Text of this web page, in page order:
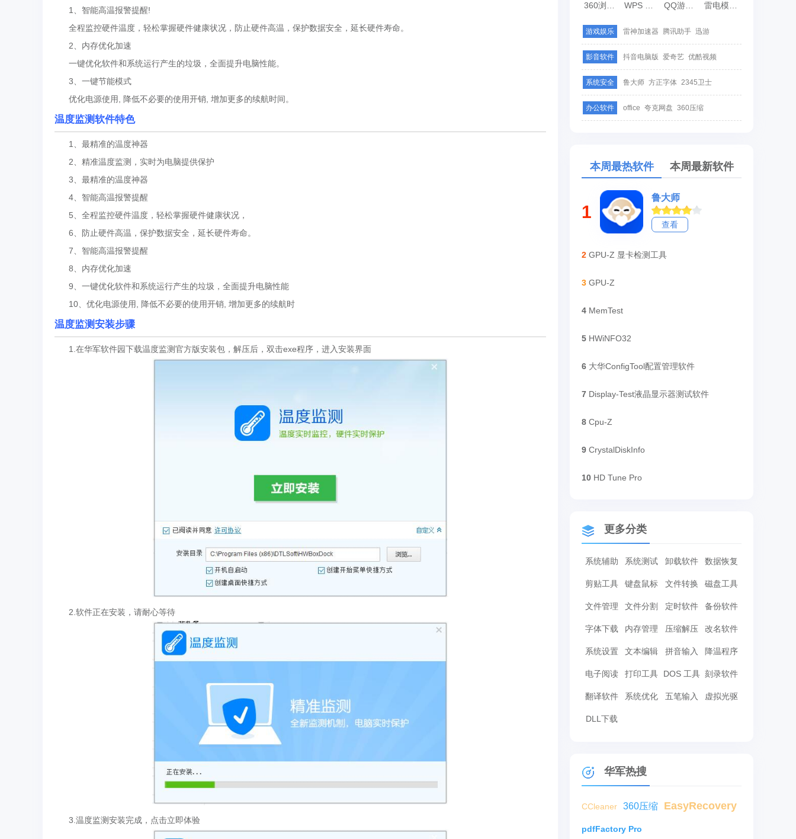
1、智能高温报警提醒!
全程监控硬件温度，轻松掌握硬件健康状况，防止硬件高温，保护数据安全，延长硬件寿命。
2、内存优化加速
一键优化软件和系统运行产生的垃圾，全面提升电脑性能。
3、一键节能模式
优化电源使用, 降低不必要的使用开销, 增加更多的续航时间。
温度监测软件特色
1、最精准的温度神器
2、精准温度监测，实时为电脑提供保护
3、最精准的温度神器
4、智能高温报警提醒
5、全程监控硬件温度，轻松掌握硬件健康状况，
6、防止硬件高温，保护数据安全，延长硬件寿命。
7、智能高温报警提醒
8、内存优化加速
9、一键优化软件和系统运行产生的垃圾，全面提升电脑性能
10、优化电源使用, 降低不必要的使用开销, 增加更多的续航时
温度监测安装步骤
1.在华军软件园下载温度监测官方版安装包，解压后，双击exe程序，进入安装界面
2.软件正在安装，请耐心等待
3.温度监测安装完成，点击立即体验
雷电模拟器
游戏娱乐 雷神加速器 腾讯助手 迅游
影音软件 抖音电脑版 爱奇艺 优酷视频
系统安全 鲁大师 方正字体 2345卫士
办公软件 office 夸克网盘 360压缩
本周最热软件 本周最新软件
1
鲁大师
查看
2 GPU-Z 显卡检测工具
3 GPU-Z
4 MemTest
5 HWiNFO32
6 大华ConfigTool配置管理软件
7 Display-Test液晶显示器测试软件
8 Cpu-Z
9 CrystalDiskInfo
10 HD Tune Pro
更多分类
系统辅助 系统测试 卸载软件 数据恢复
剪贴工具 键盘鼠标 文件转换 磁盘工具
文件管理 文件分割 定时软件 备份软件
字体下载 内存管理 压缩解压 改名软件
系统设置 文本编辑 拼音输入 降温程序
电子阅读 打印工具 DOS 工具 刻录软件
翻译软件 系统优化 五笔输入 虚拟光驱
DLL下载
华军热搜
CCleaner 360压缩 EasyRecovery
pdfFactory Pro